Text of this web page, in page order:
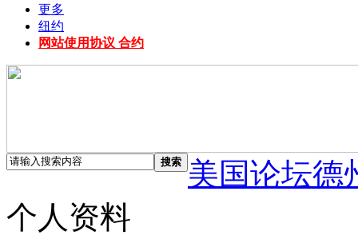
更多
纽约
网站使用协议 合约
搜索
美国论坛德
个人资料